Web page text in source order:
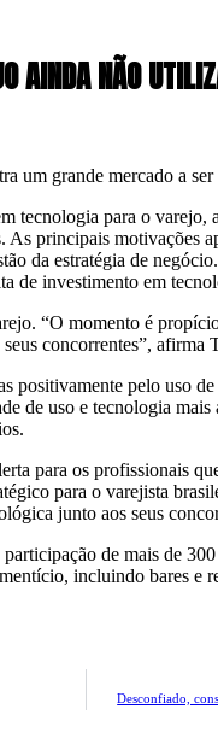
NÃO
um grande mercado a
tecnologia para o
principais motivações
da estratégia de
de investimento em
“O momento é
concorrentes”,
positivamente pelo uso
de uso e tecnologia
para os profissionais
para o varejista
junto aos seus
de mais de
incluindo bares e
Desconfiado,